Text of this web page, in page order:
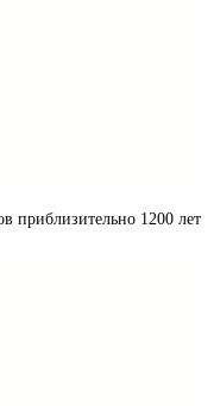
приблизительно 1200 лет